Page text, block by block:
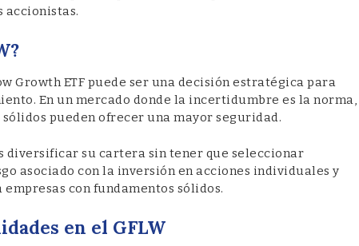
accionistas.
Growth ETF puede ser una decisión estratégica para
En un mercado donde la incertidumbre es la norma,
pueden ofrecer una mayor seguridad.
diversificar su cartera sin tener que seleccionar
asociado con la inversión en acciones individuales y
con fundamentos sólidos.
en el GFLW